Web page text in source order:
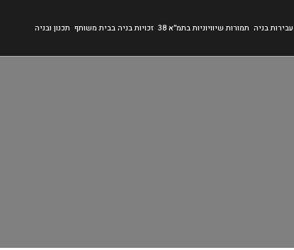
עבירות בניה תמורות שיוויוניות בתמ״א 38 זכויות בניה בבית משותף תכנון ובניה